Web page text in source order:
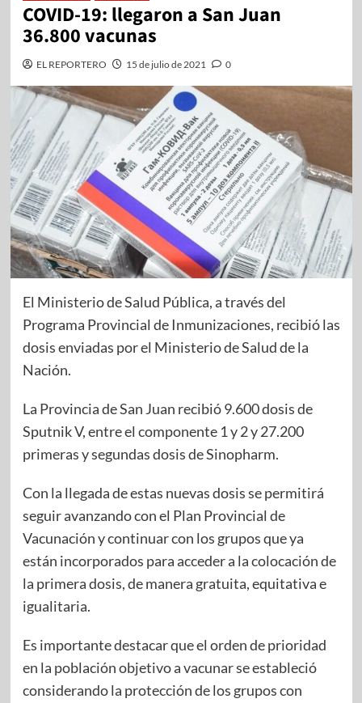
COVID-19: llegaron a San Juan
36.800 vacunas
EL REPORTERO 15 de julio de 2021 0
El Ministerio de Salud Pública, a través del
Programa Provincial de Inmunizaciones, recibió las
dosis enviadas por el Ministerio de Salud de la
Nación.
La Provincia de San Juan recibió 9.600 dosis de
Sputnik V, entre el componente 1 y 2 y 27.200
primeras y segundas dosis de Sinopharm.
Con la llegada de estas nuevas dosis se permitirá
seguir avanzando con el Plan Provincial de
Vacunación y continuar con los grupos que ya
están incorporados para acceder a la colocación de
la primera dosis, de manera gratuita, equitativa e
igualitaria.
Es importante destacar que el orden de prioridad
en la población objetivo a vacunar se estableció
considerando la protección de los grupos con